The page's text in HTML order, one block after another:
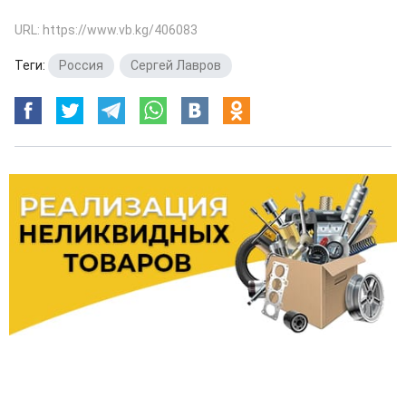
URL: https://www.vb.kg/406083
Теги: Россия Сергей Лавров